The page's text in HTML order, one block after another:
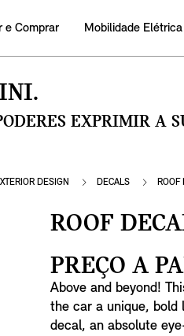
e Comprar Mobilidade Elétrica
EXPRIMIR A
DESIGN DECALS
ROOF
PREÇO A
Above and beyond!
the car a unique,
decal, an absolute